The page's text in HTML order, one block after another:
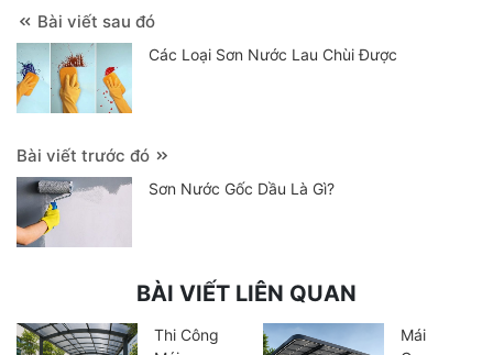
Bài viết sau đó
Các Loại Sơn Nước Lau Chùi Được
Bài viết trước đó
Sơn Nước Gốc Dầu Là Gì?
BÀI VIẾT LIÊN QUAN
Thi Công
Mái